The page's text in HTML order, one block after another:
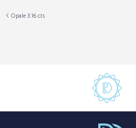
Opale 3.16 cts